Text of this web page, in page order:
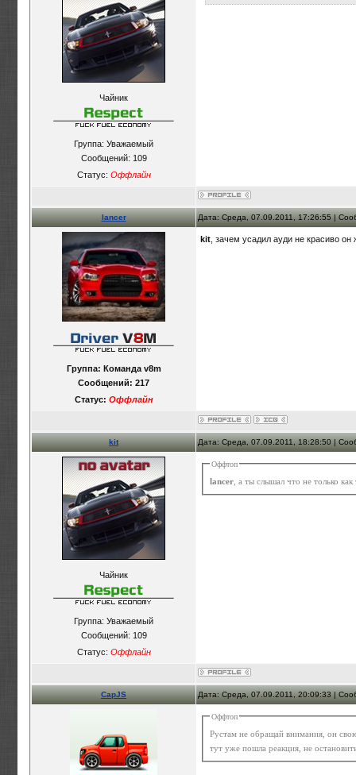
Чайник
Группа: Уважаемый
Сообщений: 109
Статус: Оффлайн
lancer Дата: Среда, 07.09.2011, 17:26:55 |
Группа: Команда v8m
Сообщений: 217
Статус: Оффлайн
kit , зачем усадил ауди не красиво
kit Дата: Среда, 07.09.2011, 18:28:50 |
Чайник
Группа: Уважаемый
Сообщений: 109
Статус: Оффлайн
Оффтоп
lancer , а ты слышал что не только
CapJS Дата: Среда, 07.09.2011, 20:09:33 |
Оффтоп
Рустам не обращай внимания, он
тут уже пошла реакция, не